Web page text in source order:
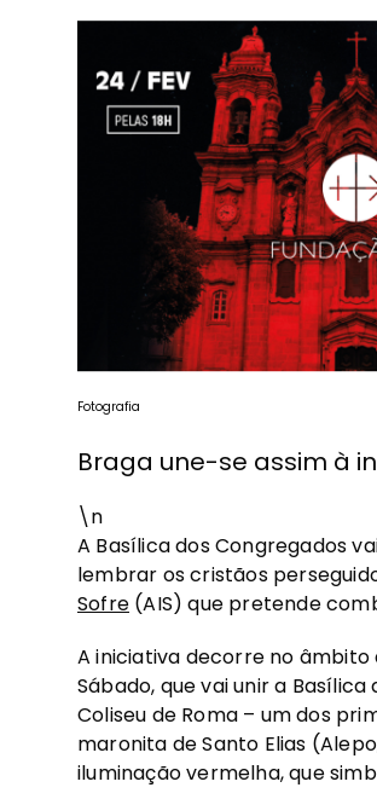
Fotografia
Braga une-se assim à
\n
A Basílica dos Congregados
lembrar os cristãos
Sofre (AIS) que pretende
A iniciativa decorre no âmbito
Sábado, que vai unir a
Coliseu de Roma – um dos
maronita de Santo Elias
iluminação vermelha, que